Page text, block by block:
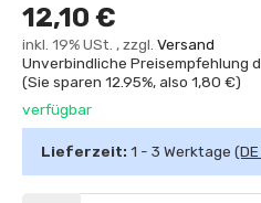
12,10 €
inkl. 19% USt. , zzgl. Versand
Unverbindliche Preisempfehlung
(Sie sparen 12.95%, also 1,80 €)
verfügbar
Lieferzeit: 1 - 3 Werktage